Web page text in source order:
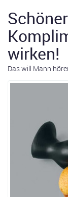
wirken!
Das will Mann